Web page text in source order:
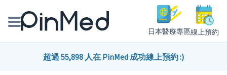
日本醫療專區線上預約
線上預約醫師、院所
超過 55,898 人在 PinMed 成功線上預約 :)